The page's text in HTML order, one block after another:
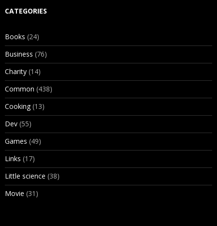
CATEGORIES
Books (24)
Business (76)
Charity (14)
Common (438)
Cooking(13)
Dev (55)
Games (49)
Links (17)
Little science (38)
Movie (31)